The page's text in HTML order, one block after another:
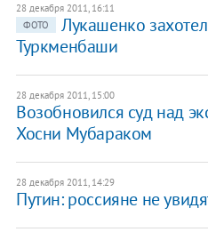
28 декабря 2011, 16:11
ФОТО
Лукашенко
Туркменбаши
28 декабря 2011, 15:00
​Возобновился суд над
Хосни Мубараком
28 декабря 2011, 14:29
​Путин: россияне не